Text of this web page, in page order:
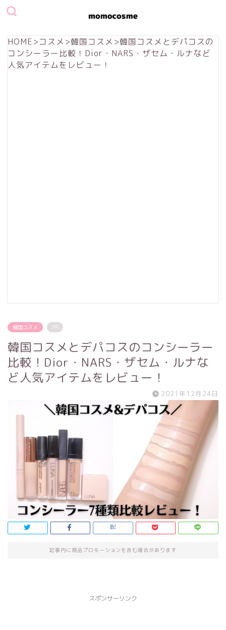
HOME>コスメ >韓国コスメ >韓国コスメとデパコスの
コンシーラー比較！Dior・NARS・ザセム・ルナなど
人気アイテムをレビュー！
韓国コスメ PR
韓国コスメとデパコスのコンシーラー
比較！Dior・NARS・ザセム・ルナな
ど人気アイテムをレビュー！
2021年12月24日
記事内に商品プロモーションを含む場合があります
スポンサーリンク